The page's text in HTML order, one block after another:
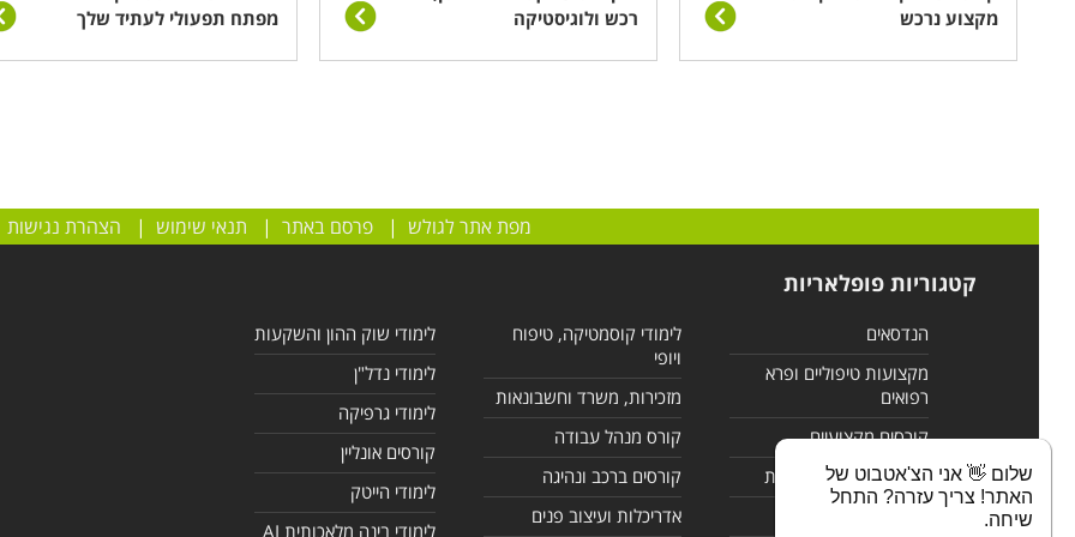
מקצוע נרכש
רכש ולוגיסטיקה
מפתח תפעולי לעתיד שלך
מפת אתר לגולש |פרסם באתר | תנאי שימוש | הצהרת נגישות
קטגוריות פופלאריות
הנדסאים
מקצועות טיפוליים ופרא
רפואים
קורסים מקצועיים
לימודי מחשבים ורשתות
לימודי קוסמטיקה, טיפוח
ויופי
מזכירות, משרד וחשבונאות
קורס מנהל עבודה
קורסים ברכב ונהיגה
אדריכלות ועיצוב פנים
לימודי שוק ההון והשקעות
לימודי נדל"ן
לימודי גרפיקה
קורסים אונליין
לימודי הייטק
לימודי בינה מלאכותית AI
שלום 👋 אני הצ'אטבוט של
האתר! צריך עזרה? התחל
שיחה.